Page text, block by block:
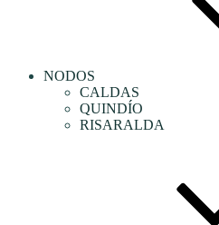
NODOS
CALDAS
QUINDÍO
RISARALDA